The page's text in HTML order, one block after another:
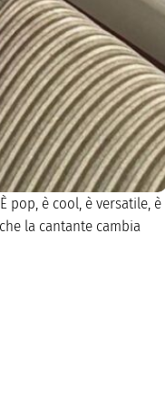
pop, è cool, è versatile, è
la cantante cambia